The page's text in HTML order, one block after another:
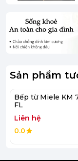
chắn tạo nên vẻ
khi bố trí cho
Có vùng nấu
cùng lúc tới 6
Tinh (Đức) bóng
sạch dễ dàng.
Sản phẩm
Bếp từ Miele KM
FL
Liên hệ
0.0